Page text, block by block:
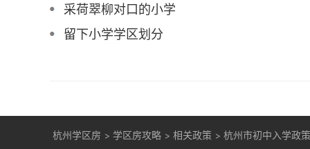
采荷翠柳对口的小学
留下小学学区划分
杭州学区房 > 学区房攻略 > 相关政策 > 杭州市初中入学政策